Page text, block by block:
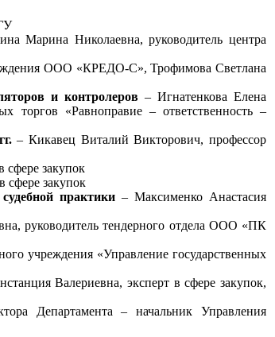
Марина Николаевна, руководитель центра
ООО «КРЕДО-С», Трофимова Светлана
и контролеров – Игнатенкова Елена
торгов «Равноправие – ответственность –
– Кикавец Виталий Викторович, профессор
сфере закупок
сфере закупок
практики– Максименко Анастасия
руководитель тендерного отдела ООО «ПК
учреждения «Управление государственных
Валериевна, эксперт в сфере закупок,
Департамента – начальник Управления